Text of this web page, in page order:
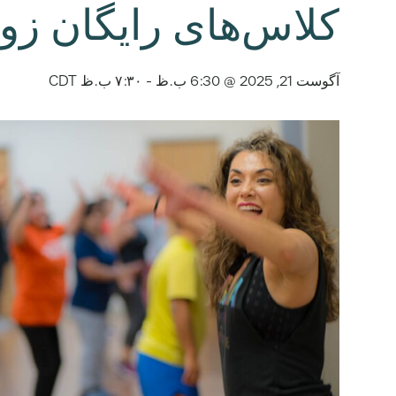
کلاس‌های رایگان
آگوست 21, 2025 @ 6:30 ب.ظ - ۷:۳۰ ب.ظ CDT